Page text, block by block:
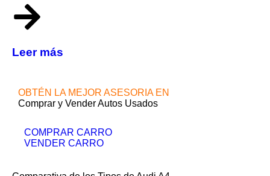
Leer más
OBTÉN LA MEJOR ASESORIA EN
Comprar y Vender Autos Usados
COMPRAR CARRO
VENDER CARRO